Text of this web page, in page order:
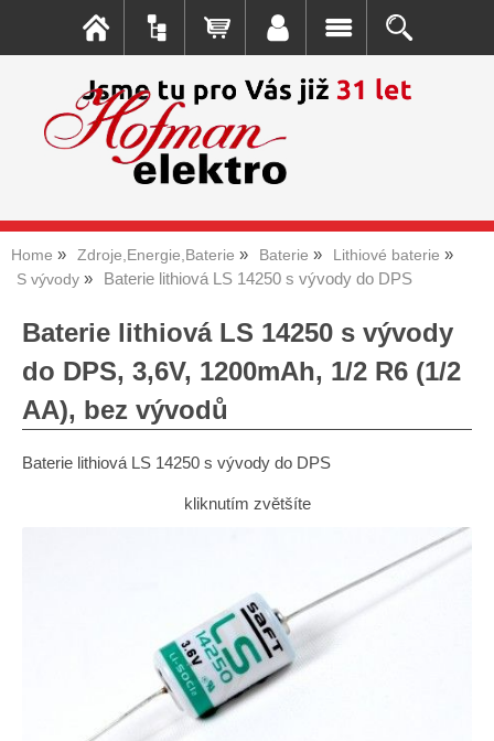
Home Zdroje,Energie,Baterie Baterie
Lithiové baterie
S vývody
Baterie lithiová LS 14250 s vývody do DPS
Baterie lithiová LS 14250 s vývody
do DPS, 3,6V, 1200mAh, 1/2 R6 (1/2
AA), bez vývodů
Baterie lithiová LS 14250 s vývody do DPS
kliknutím zvětšíte